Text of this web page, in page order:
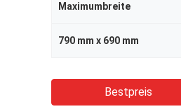
Maximumbreite
790 mm x 690 mm
Bestpreis